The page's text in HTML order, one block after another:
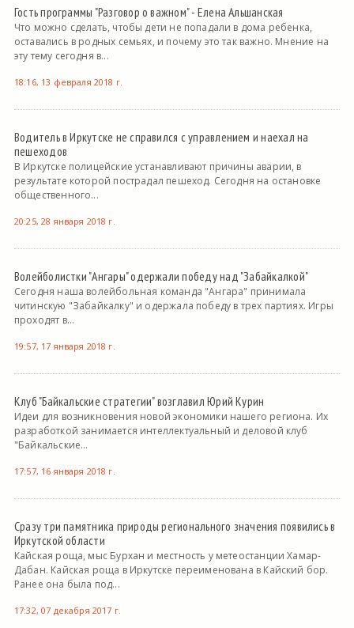
Гость программы "Разговор о важном" - Елена Альшанская
Что можно сделать, чтобы дети не попадали в дома ребенка,
оставались в родных семьях, и почему это так важно. Мнение на
эту тему сегодня в...
18:16, 13 февраля 2018 г.
Водитель в Иркутске не справился с управлением и наехал на
пешеходов
В Иркутске полицейские устанавливают причины аварии, в
результате которой пострадал пешеход. Сегодня на остановке
общественного...
20:25, 28 января 2018 г.
Волейболистки "Ангары" одержали победу над "Забайкалкой"
Сегодня наша волейбольная команда "Ангара" принимала
читинскую "Забайкалку" и одержала победу в трех партиях. Игры
проходят в...
19:57, 17 января 2018 г.
Клуб "Байкальские стратегии" возглавил Юрий Курин
Идеи для возникновения новой экономики нашего региона. Их
разработкой занимается интеллектуальный и деловой клуб
"Байкальские...
17:57, 16 января 2018 г.
Сразу три памятника природы регионального значения появились в
Иркутской области
Кайская роща, мыс Бурхан и местность у метеостанции Хамар-
Дабан. Кайская роща в Иркутске переименована в Кайский бор.
Ранее она была под...
17:32, 07 декабря 2017 г.